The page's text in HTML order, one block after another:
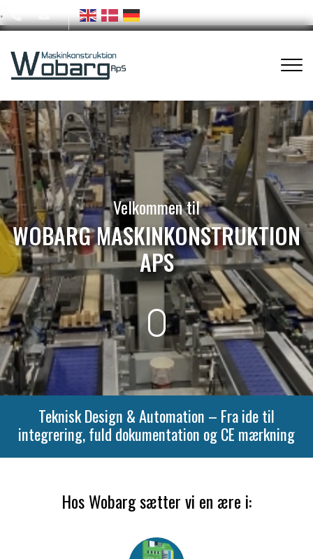
til
.
Velkommen til
WOBARG MASKINKONSTRUKTION
APS
Teknisk Design & Automation – Fra ide til
integrering, fuld dokumentation og CE mærkning
Hos Wobarg sætter vi en ære i: